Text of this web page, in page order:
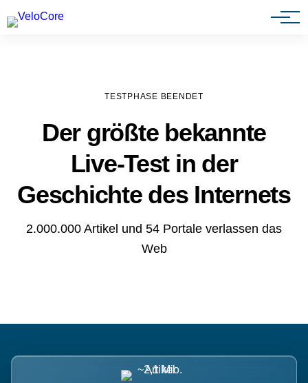
Agenturen & Webdesigner
TESTPHASE BEENDET
Der größte bekannte
Live-Test in der
Geschichte des Internets
2.000.000 Artikel und 54 Portale verlassen das
Web